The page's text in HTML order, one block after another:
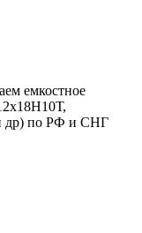
емкостное
др) по РФ и СНГ